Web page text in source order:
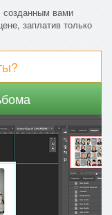
созданным вами
заплатив только